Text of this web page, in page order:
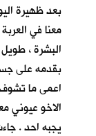
بعد ظهيرة
معنا في
البشرة ،
بقدمه على
اعمى ما
الاخو عيوني
يجبه احد .